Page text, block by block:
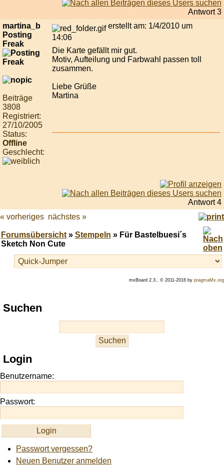
Antwort 3
martina_b
Posting
Freak
Beiträge
3808
Registriert:
27/10/2005
Status:
Offline
Geschlecht:
erstellt am: 1/4/2010 um
14:06
Die Karte gefällt mir gut.
Motiv, Aufteilung und Farbwahl passen toll
zusammen.
Liebe Grüße
Martina
Antwort 4
« vorheriges nächstes »
Forumsübersicht» Stempeln » Für Bastelbuesi´s
Sketch Non Cute
mxBoard 2.3., © 2011-2016 by pragmaMx.org
Play
best
site
https://onlineslots.money/
Suchen
Login
Benutzername:
Passwort:
Passwort vergessen?
Neuen Benutzer anmelden